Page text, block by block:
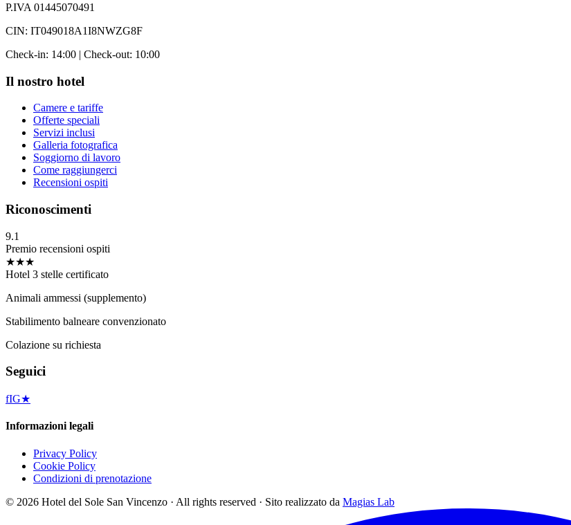
P.IVA 01445070491
CIN: IT049018A1I8NWZG8F
Check-in: 14:00 | Check-out: 10:00
Il nostro hotel
Camere e tariffe
Offerte speciali
Servizi inclusi
Galleria fotografica
Soggiorno di lavoro
Come raggiungerci
Recensioni ospiti
Riconoscimenti
9.1
Premio recensioni ospiti
★★★
Hotel 3 stelle certificato
Animali ammessi (supplemento)
Stabilimento balneare convenzionato
Colazione su richiesta
Seguici
fIG★
Informazioni legali
Privacy Policy
Cookie Policy
Condizioni di prenotazione
© 2026 Hotel del Sole San Vincenzo · All rights reserved · Sito realizzato da Magias Lab